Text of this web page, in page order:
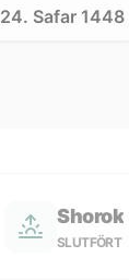
24. Safar 1448
Shorok
SLUTFÖRT